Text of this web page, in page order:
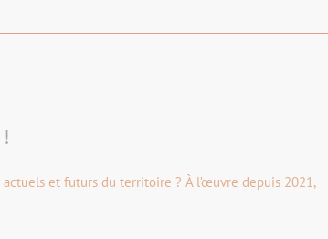
et futurs du territoire ? À l’œuvre depuis 2021,